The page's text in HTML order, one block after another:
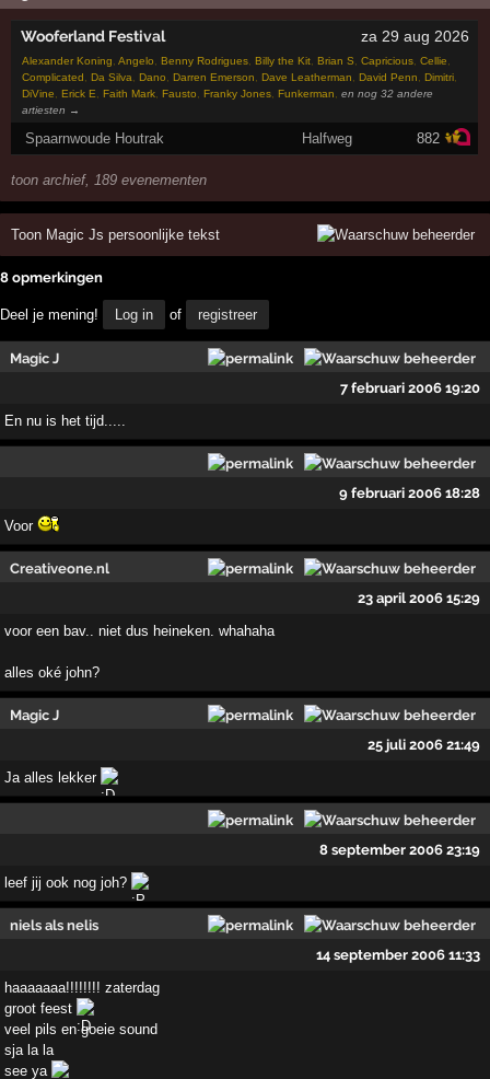
Wooferland Festival za 29 aug 2026
Alexander Koning,Angelo,Benny Rodrigues,Billy the Kit,Brian S,Capricious,Cellie,
Complicated,Da Silva,Dano,Darren Emerson,Dave Leatherman,David Penn,Dimitri,
DiVine,Erick E,Faith Mark,Fausto,Franky Jones,Funkerman,en nog 32 andere
artiesten →
Spaarnwoude Houtrak Halfweg 882
toon archief, 189 evenementen
Toon Magic Js persoonlijke tekst
8 opmerkingen
Deel je mening! Log in of registreer
Magic J
7 februari 2006 19:20
En nu is het tijd.....
9 februari 2006 18:28
Voor
Creativeone.nl
23 april 2006 15:29
voor een bav.. niet dus heineken. whahaha
alles oké john?
Magic J
25 juli 2006 21:49
Ja alles lekker
8 september 2006 23:19
leef jij ook nog joh?
niels als nelis
14 september 2006 11:33
haaaaaaa!!!!!!!! zaterdag
groot feest
veel pils en goeie sound
sja la la
see ya